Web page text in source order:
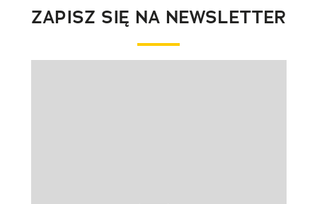
ZAPISZ SIĘ NA NEWSLETTER